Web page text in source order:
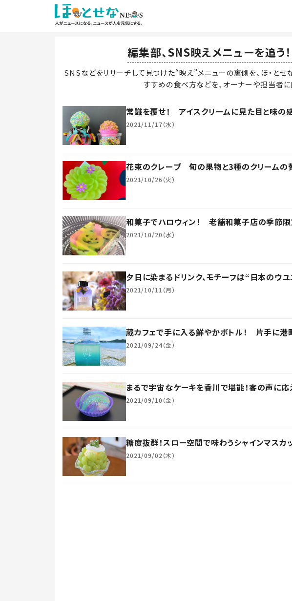
編集部、SNS映えメニューを追う
SNSなどをリサーチして見つけた“映え”メニューの裏側を、ほ・と
すすめの食べ方などを、オーナーや担当者に
常識を覆せ！ アイスクリームに見た目と味の感
2021/11/17（水）
花束のクレープ 旬の果物と3種のクリームの
2021/10/26（火）
和菓子でハロウィン！ 老舗和菓子店の季節限
2021/10/20（水）
夕日に染まるドリンク、モチーフは“日本のウユ
2021/10/11（月）
蔵カフェで手に入る鮮やかボトル！ 片手に港
2021/09/24（金）
まるで宇宙なケーキを香川で堪能！客の声に応
2021/09/10（金）
糖度抜群！スロー空間で味わうシャインマスカ
2021/09/02（木）